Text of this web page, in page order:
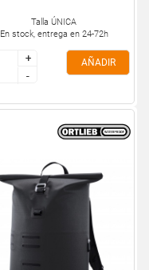
Talla ÚNICA
En stock, entrega en 24-72h
+
-
+
-
AÑADIR